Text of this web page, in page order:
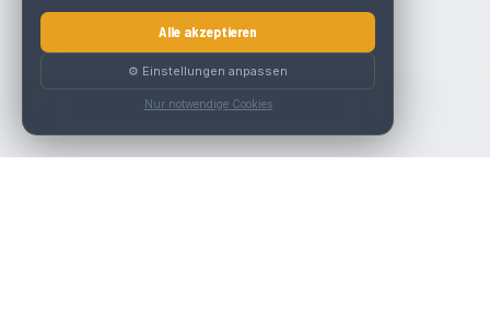
Alle akzeptieren
⚙️ Einstellungen anpassen
Nur notwendige Cookies